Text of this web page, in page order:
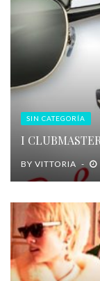
SIN CATEGORÍA
I
BY VITTORIA